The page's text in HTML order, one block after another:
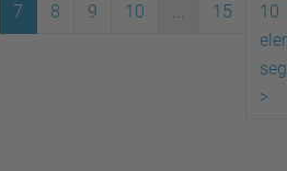
7 8 9 10 ... 15
10
>